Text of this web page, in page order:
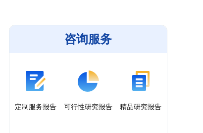
咨询服务
定制服务报告 可行性研究报告 精品研究报告